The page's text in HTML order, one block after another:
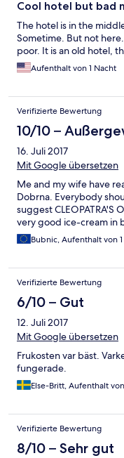
Cool hotel but bad
The hotel is in the
Sometime. But not
poor. It is an old hotel,
Aufenthalt von 1 Nacht
Verifizierte Bewertung
10/10 –
16. Juli 2017
Mit Google übersetzen
Me and my wife have
Dobrna. Everybody
suggest CLEOPATRA'S
very good ice-cream in
Bubnic, Aufenthalt von
Verifizierte Bewertung
6/10 – Gut
12. Juli 2017
Mit Google übersetzen
Frukosten var bäst.
fungerade.
Else-Britt, Aufenthalt
Verifizierte Bewertung
8/10 – Sehr gut